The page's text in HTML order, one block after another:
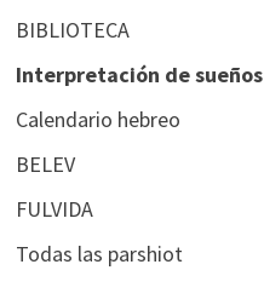
BIBLIOTECA
Interpretación de sueños
Calendario hebreo
BELEV
FULVIDA
Todas las parshiot